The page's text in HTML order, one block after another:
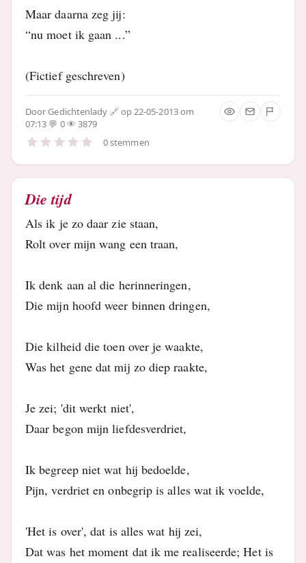
Maar daarna zeg jij:
“nu moet ik gaan ...”
(Fictief geschreven)
DoorGedichtenlady
op 22-05-2013 om
07:13
0
3879
0 stemmen
Die tijd
Als ik je zo daar zie staan,
Rolt over mijn wang een traan,
Ik denk aan al die herinneringen,
Die mijn hoofd weer binnen dringen,
Die kilheid die toen over je waakte,
Was het gene dat mij zo diep raakte,
Je zei; 'dit werkt niet',
Daar begon mijn liefdesverdriet,
Ik begreep niet wat hij bedoelde,
Pijn, verdriet en onbegrip is alles wat ik voelde,
'Het is over', dat is alles wat hij zei,
Dat was het moment dat ik me realiseerde; Het is